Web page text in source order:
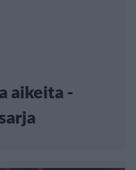
aikeita -